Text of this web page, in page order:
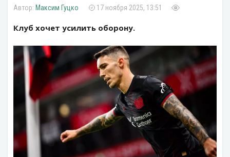
Максим Гуцко 17 ноября 2025, 13:51
Клуб хочет усилить оборону.